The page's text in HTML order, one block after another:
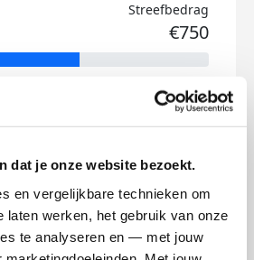
dat je onze website bezoekt.
en vergelijkbare technieken om
laten werken, het gebruik van onze
te analyseren en — met jouw
Streefbedrag
€750